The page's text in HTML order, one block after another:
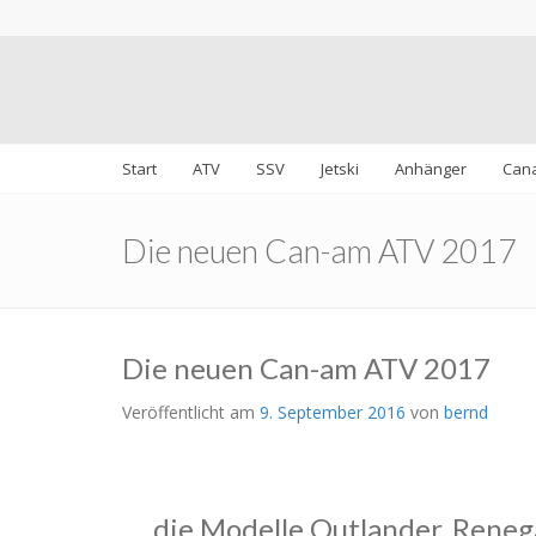
Start ATV SSV Jetski Anhänger
Die neuen Can-am ATV 2017
Die neuen Can-am ATV 2017
Veröffentlicht am 9. September 2016 von bernd
die Modelle Outlander,